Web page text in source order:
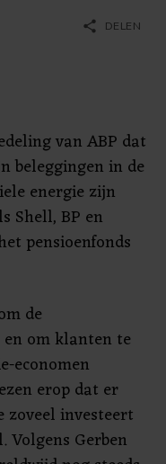
share DELEN
van ABP dat
beleggingen in de
energie zijn
Shell, BP en
pensioenfonds
de
om klanten te
economen
erop dat er
investeert
Volgens Gerben